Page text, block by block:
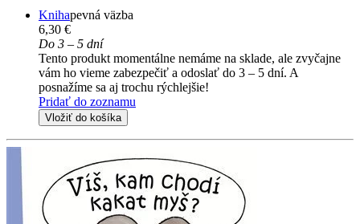
Knihapevná väzba
6,30 €
Do 3 – 5 dní
Tento produkt momentálne nemáme na sklade, ale zvyčajne
vám ho vieme zabezpečiť a odoslať do 3 – 5 dní. A
posnažíme sa aj trochu rýchlejšie!
Pridať do zoznamu
Vložiť do košíka